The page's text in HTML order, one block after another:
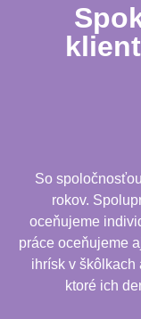
So
rokov.
oceňujeme
práce oceňujeme
ihrísk v škôlkach
ktoré ich